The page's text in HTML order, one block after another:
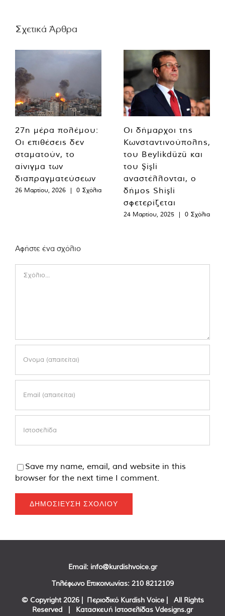
Σχετικά Άρθρα
27η μέρα πολέμου:
Οι επιθέσεις δεν
σταματούν, το
αίνιγμα των
διαπραγματεύσεων
26 Μαρτίου, 2026 | 0 Σχόλια
Οι δήμαρχοι της
Κωνσταντινούπολης,
του Beylikdüzü και
του Şişli
αναστέλλονται, ο
δήμος Shişli
σφετερίζεται
24 Μαρτίου, 2025 | 0 Σχόλια
Αφήστε ένα σχόλιο
Save my name, email, and website in this
browser for the next time I comment.
Email: info@kurdishvoice.gr
Τηλέφωνο Επικοινωνίας: 210 8212109
© Copyright 2026 | Περιοδικό Kurdish Voice | All Rights
Reserved | Κατασκευή Ιστοσελίδας Vdesigns.gr